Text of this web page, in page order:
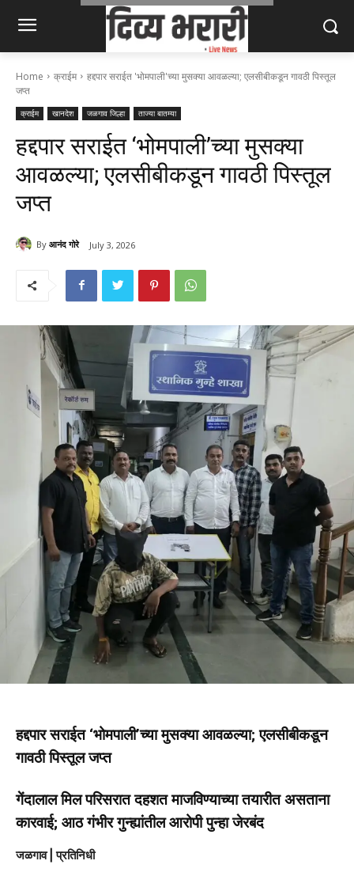
Home क्राईम
हद्दपार सराईत 'भोमपाली'च्या मुसक्या आवळल्या; एलसीबीकडून गावठी पिस्तूल
जप्त
क्राईम खानदेश जळगाव जिल्हा ताज्या बातम्या
हद्दपार सराईत ‘भोमपाली’च्या मुसक्या
आवळल्या; एलसीबीकडून गावठी पिस्तूल
जप्त
By आनंद गोरे July 3, 2026
हद्दपार सराईत ‘भोमपाली’च्या मुसक्या आवळल्या; एलसीबीकडून
गावठी पिस्तूल जप्त
गेंदालाल मिल परिसरात दहशत माजविण्याच्या तयारीत असताना
कारवाई; आठ गंभीर गुन्ह्यांतील आरोपी पुन्हा जेरबंद
जळगाव | प्रतिनिधी